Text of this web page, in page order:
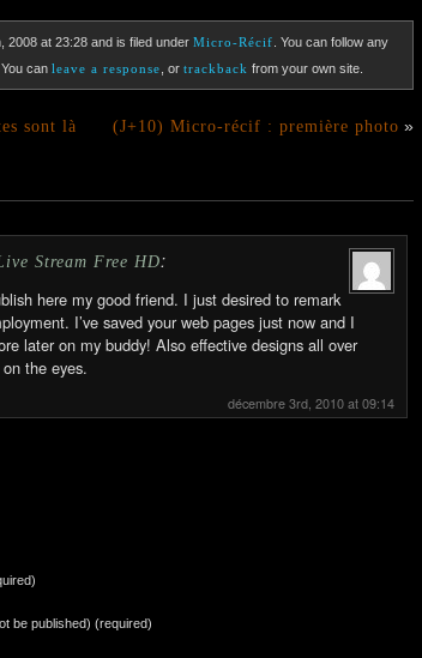
at 23:28 and is filed under Micro-Récif . You can follow any
can leave a response , or trackback from your own site.
(J+10) Micro-récif : première photo »
sont là
Stream Free HD:
here my good friend. I just desired to remark
I’ve saved your web pages just now and I
later on my buddy! Also effective designs all over
the eyes.
décembre 3rd, 2010 at 09:14
be published) (required)